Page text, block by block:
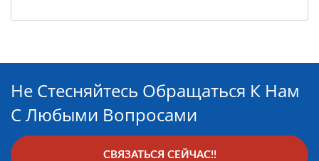
Не Стесняйтесь Обращаться К Нам
С Любыми Вопросами
СВЯЗАТЬСЯ СЕЙЧАС!!